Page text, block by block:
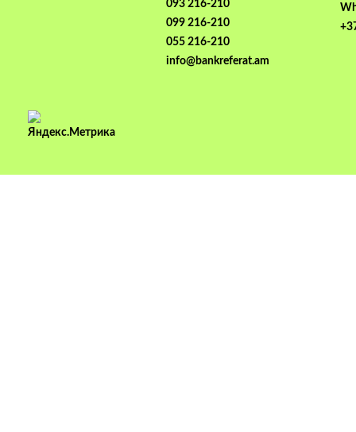
093 216-210
099 216-210
055 216-210
info@bankreferat.am